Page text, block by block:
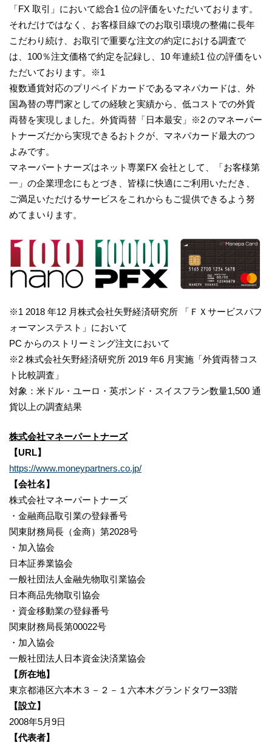
「FX 取引」において総合1 位の評価をいただいております。
それだけではなく、お客様目線でのお取引環境の整備に長年
こだわり続け、お取引で重要な注文の約定における調査で
は、100％注文価格で約定を記録し、10 年連続1 位の評価をい
ただいております。※1
複数通貨対応のプリペイドカードであるマネパカードは、外
国為替の専門家としての経験と実績から、低コストでの外貨
両替を実現しました。外貨両替「日本最安」※2 のマネーパー
トナーズだから実現できるおトクが、マネパカード最大のつ
よみです。
マネーパートナーズはネット専業FX 会社として、「お客様第
一」の企業理念にもとづき、皆様に快適にご利用いただき、
ご満足いただけるサービスをこれからもご提供できるよう努
めてまいります。
※1 2018 年12 月株式会社矢野経済研究所 「ＦＸサービスパフ
ォーマンステスト」において
PC からのストリーミング注文において
※2 株式会社矢野経済研究所 2019 年6 月実施「外貨両替コス
ト比較調査」
対象：米ドル・ユーロ・英ポンド・スイスフラン数量1,500 通
貨以上の調査結果
株式会社マネーパートナーズ
【URL】
https://www.moneypartners.co.jp/
【会社名】
株式会社マネーパートナーズ
・金融商品取引業の登録番号
関東財務局長（金商）第2028号
・加入協会
日本証券業協会
一般社団法人金融先物取引業協会
日本商品先物取引協会
・資金移動業の登録番号
関東財務局長第00022号
・加入協会
一般社団法人日本資金決済業協会
【所在地】
東京都港区六本木３－２－１六本木グランドタワー33階
【設立】
2008年5月9日
【代表者】